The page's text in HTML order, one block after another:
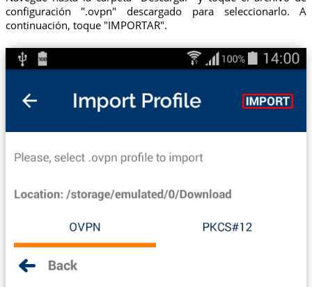
configuración ".ovpn" descargado para seleccionarlo. A
continuación, toque "IMPORTAR".